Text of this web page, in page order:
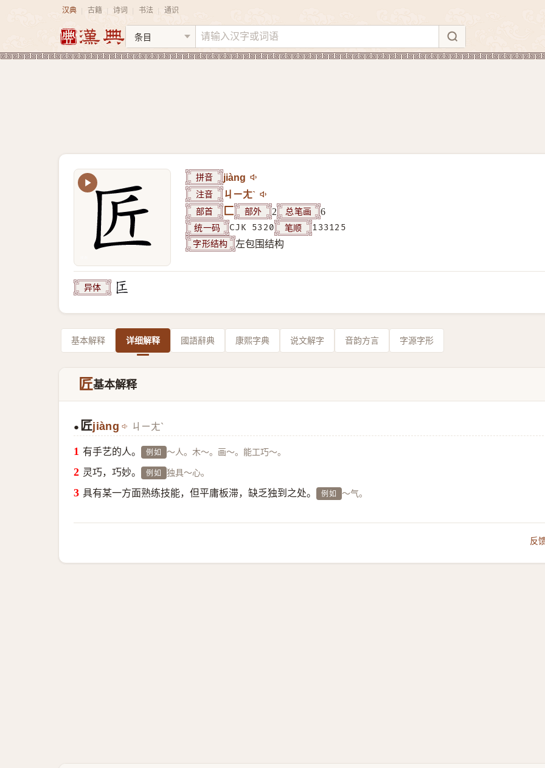
汉典 古籍 诗词 书法 通识
拼音 jiàng
注音 ㄐㄧㄤˋ
部首 匚 部外 2 总笔画 6
统一码 CJK 5320 笔顺 133125
字形结构 左包围结构
异体
基本解释 详细解释 國語辭典 康熙字典 说文解字 音韵方言 字源字形
匠基本解释
● 匠jiàng ㄐㄧㄤˋ
有手艺的人。 例如 ～人。木～。画～。能工巧～。
灵巧，巧妙。 例如 独具～心。
具有某一方面熟练技能，但平庸板滞，缺乏独到之处。 例如 ～气。
反